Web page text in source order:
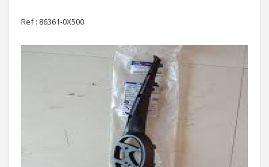
Ref : 86361-0X500